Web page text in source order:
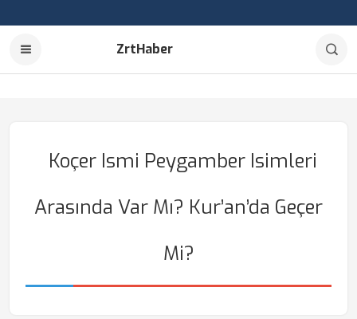
ZrtHaber
Koçer Ismi Peygamber Isimleri
Arasında Var Mı? Kur’an’da Geçer
Mi?